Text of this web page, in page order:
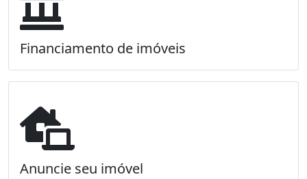
Financiamento de imóveis
Anuncie seu imóvel